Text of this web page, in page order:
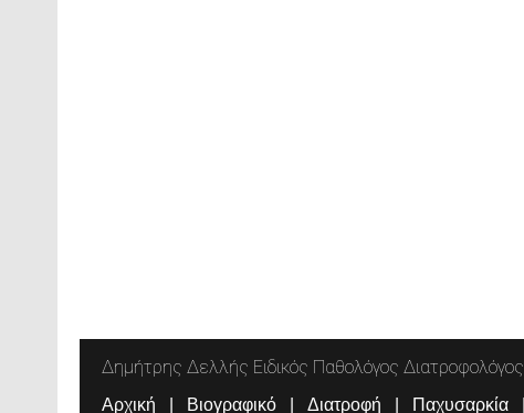
Δημήτρης Δελλής Ειδικός Παθολόγος Διατροφολόγος
Αρχική Βιογραφικό Διατροφή Παχυσαρκία